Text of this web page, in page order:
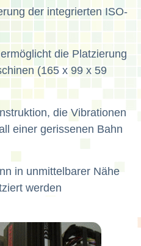
der integrierten ISO-
die Platzierung
(165 x 99 x 59
die Vibrationen
einer gerissenen Bahn
in unmittelbarer Nähe
werden